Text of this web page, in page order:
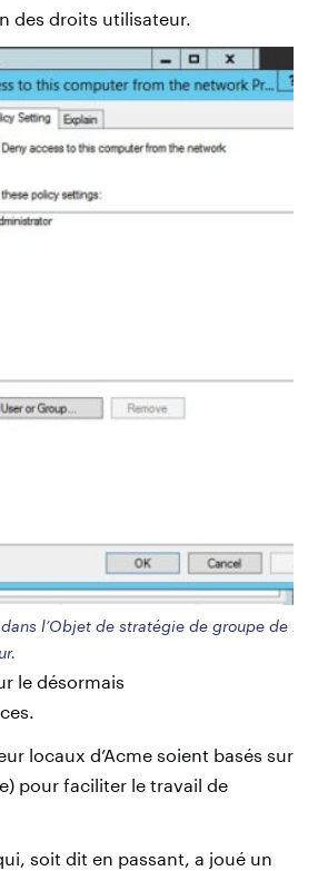
des droits utilisateur.
l’Objet de stratégie de groupe de
le désormais
locaux d’Acme soient basés sur
pour faciliter le travail de
soit dit en passant, a joué un